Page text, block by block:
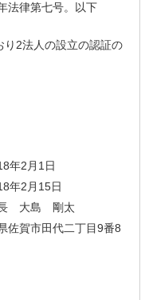
法律第七号。以下
り2法人の設立の認証の
2月1日
月15日
島 剛太
市田代二丁目9番8